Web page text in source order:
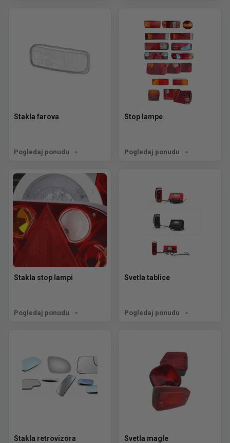
Stakla farova
Pogledaj ponudu
Stop lampe
Pogledaj ponudu
Stakla stop lampi
Pogledaj ponudu
Svetla tablice
Pogledaj ponudu
Stakla retrovizora Svetla magle